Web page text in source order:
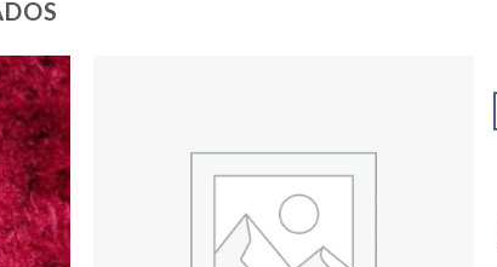
Add to
wishlist